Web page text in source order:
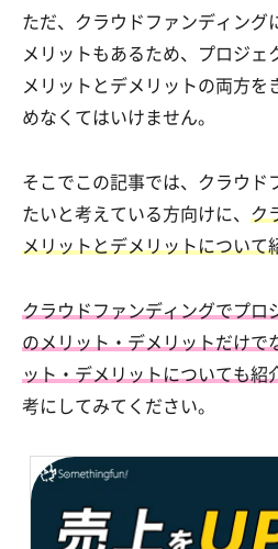
ただ、クラウドファンディング
メリットもあるため、プロジェ
メリットとデメリットの両方を
めなくてはいけません。
そこでこの記事では、クラウド
たいと考えている方向けに、 ク
メリットとデメリットについて
クラウドファンディングでプロ
のメリット・デメリットだけで
ット・デメリットについても紹
考にしてみてください。